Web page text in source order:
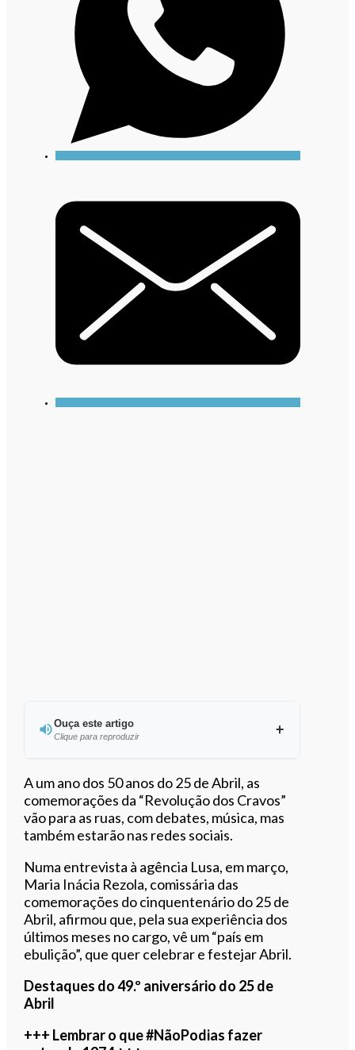
Ouça este artigo
Clique para reproduzir
Ouvir este artigo
A um ano dos 50 anos do 25 de Abril, as
comemorações da “Revolução dos Cravos”
vão para as ruas, com debates, música, mas
também estarão nas redes sociais.
Numa entrevista à agência Lusa, em março,
Maria Inácia Rezola, comissária das
comemorações do cinquentenário do 25 de
Abril, afirmou que, pela sua experiência dos
últimos meses no cargo, vê um “país em
ebulição”, que quer celebrar e festejar Abril.
Destaques do 49.º aniversário do 25 de
Abril
+++ Lembrar o que #NãoPodias fazer